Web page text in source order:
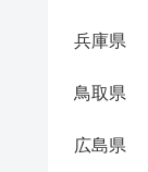
兵庫県
鳥取県
広島県